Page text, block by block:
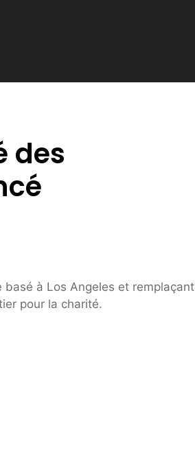
des
à Los Angeles et remplaçant
pour la charité.